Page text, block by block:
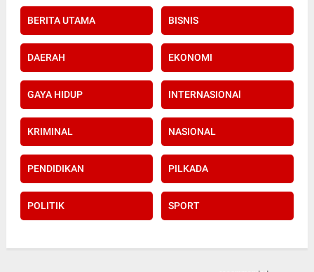
BERITA UTAMA BISNIS
DAERAH EKONOMI
GAYA HIDUP INTERNASIONAl
KRIMINAL NASIONAL
PENDIDIKAN PILKADA
POLITIK SPORT